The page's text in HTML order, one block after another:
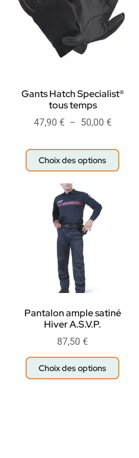
Gants Hatch Specialist®
tous temps
47,90 € – 50,00 €
Choix des options
Pantalon ample satiné
Hiver A.S.V.P.
87,50 €
Choix des options